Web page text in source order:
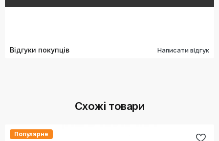
Відгуки покупців Написати відгук
Схожі товари
Популярне